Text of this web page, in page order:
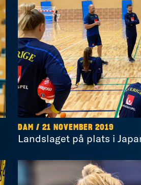
DAM / 21 NOVEMBER 2019
Landslaget på plats i